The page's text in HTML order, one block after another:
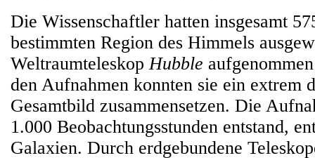
Die Wissenschaftler hatten insgesamt
bestimmten Region des Himmels
WeltraumteleskopHubble
den Aufnahmen konnten sie ein extrem
Gesamtbild zusammensetzen. Die
1.000 Beobachtungsstunden entstand,
Galaxien. Durch erdgebundene